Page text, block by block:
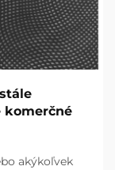
komerčné
akýkoľvek